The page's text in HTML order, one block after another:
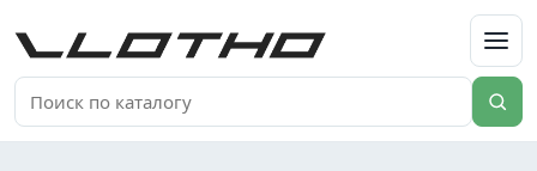
VLOTHO